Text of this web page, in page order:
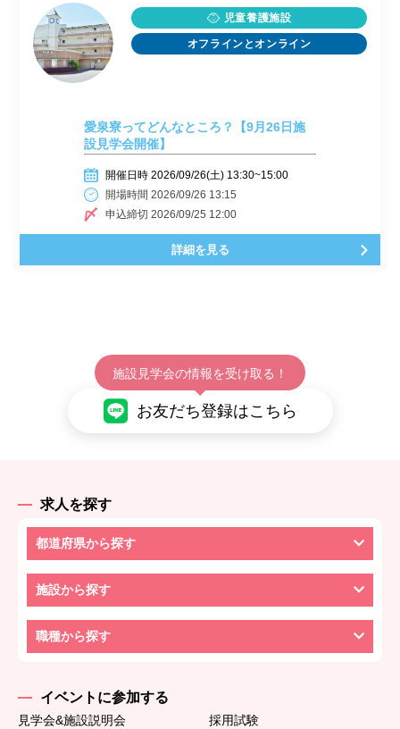
児童養護施設
オフラインとオンライン
愛泉寮ってどんなところ？【9月26日施
設見学会開催】
開催日時 2026/09/26(土) 13:30~15:00
開場時間 2026/09/26 13:15
申込締切 2026/09/25 12:00
詳細を見る
施設見学会の情報を受け取る！
お友だち登録はこちら
求人を探す
都道府県から探す
施設から探す
職種から探す
イベントに参加する
見学会&施設説明会
採用試験